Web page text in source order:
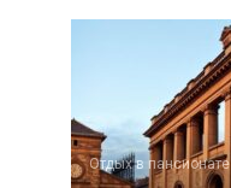
Отдых в пансионате